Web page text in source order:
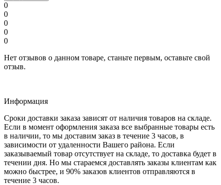
0
0
0
0
0
Нет отзывов о данном товаре, станьте первым, оставьте свой
отзыв.
Информация
Сроки доставки заказа зависят от наличия товаров на складе.
Если в момент оформления заказа все выбранные товары есть
в наличии, то мы доставим заказ в течение 3 часов, в
зависимости от удаленности Вашего района. Если
заказываемый товар отсутствует на складе, то доставка будет в
течении дня. Но мы стараемся доставлять заказы клиентам как
можно быстрее, и 90% заказов клиентов отправляются в
течение 3 часов.